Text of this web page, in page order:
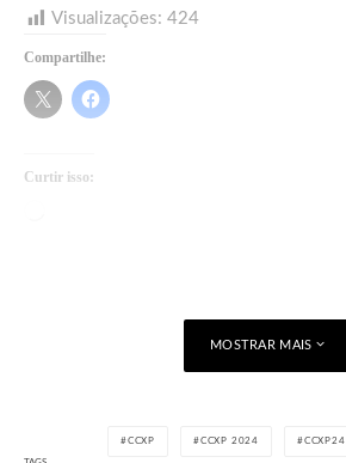
Visualizações: 424
Compartilhe:
Curtir isso:
MOSTRAR MAIS
CCXP CCXP 2024 CCXP24